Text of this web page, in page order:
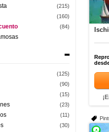
(215)
(160)
(84)
(125)
(90)
(15)
(23)
(11)
(30)